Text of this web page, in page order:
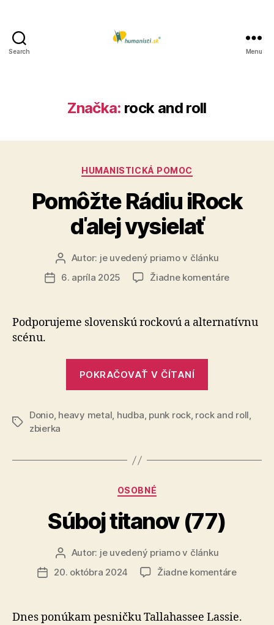
Search Menu
Značka: rock and roll
Kategórie
HUMANISTICKÁ POMOC
Pomôžte Rádiu iRock
ďalej vysielať
Autor
článku
Autor: je uvedený priamo v článku
Dátum
6. apríla 2025 Žiadne komentárena
iRock
Podporujeme slovenskú rockovú a alternatívnu
scénu.
POKRAČOVAŤ V ČÍTANÍ
ďalej
Značky
Donio, heavy metal, hudba, punk rock, rock and roll,
zbierka
Kategórie
OSOBNÉ
Súboj titanov (77)
Autor
článku
Autor: je uvedený priamo v článku
Dátum
20. októbra 2024 Žiadne komentárena
Dnes ponúkam pesničku Tallahassee Lassie.